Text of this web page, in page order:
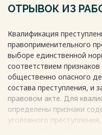
выявленных
выявлены органами
квалификации
Весь текст будет
ОТРЫВОК ИЗ
Квалификация
правоприменительного
выборе единственной
соответствием
общественно опасного
состава преступления, и
правовом акте. Для
определены признаки
уголовного